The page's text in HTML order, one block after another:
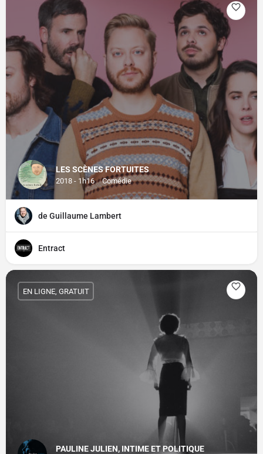
LES SCÈNES FORTUITES
2018 - 1h16 Comédie
de Guillaume Lambert
Entract
PAULINE JULIEN, INTIME ET POLITIQUE
EN LIGNE, GRATUIT